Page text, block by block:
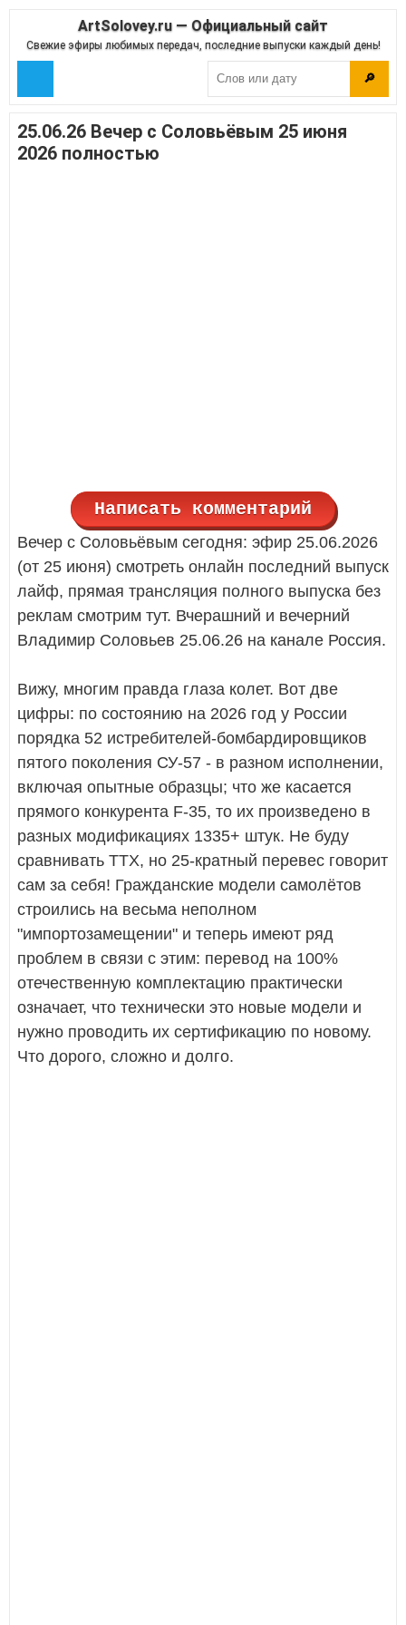
ArtSolovey.ru — Официальный сайт
Свежие эфиры любимых передач, последние выпуски каждый день!
🔎
25.06.26 Вечер с Соловьёвым 25 июня
2026 полностью
Написать комментарий
Вечер с Соловьёвым сегодня: эфир 25.06.2026
(от 25 июня) смотреть онлайн последний выпуск
лайф, прямая трансляция полного выпуска без
реклам смотрим тут. Вчерашний и вечерний
Владимир Соловьев 25.06.26 на канале Россия.
Вижу, многим правда глаза колет. Вот две
цифры: по состоянию на 2026 год у России
порядка 52 истребителей-бомбардировщиков
пятого поколения СУ-57 - в разном исполнении,
включая опытные образцы; что же касается
прямого конкурента F-35, то их произведено в
разных модификациях 1335+ штук. Не буду
сравнивать ТТХ, но 25-кратный перевес говорит
сам за себя! Гражданские модели самолётов
строились на весьма неполном
"импортозамещении" и теперь имеют ряд
проблем в связи с этим: перевод на 100%
отечественную комплектацию практически
означает, что технически это новые модели и
нужно проводить их сертификацию по новому.
Что дорого, сложно и долго.